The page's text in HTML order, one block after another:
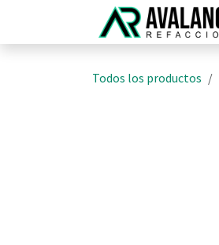
Todos los productos